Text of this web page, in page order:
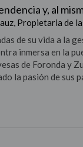
y, al
Propietaria de
de su vida a la
inmersa en la
de Foronda y
la pasión de sus